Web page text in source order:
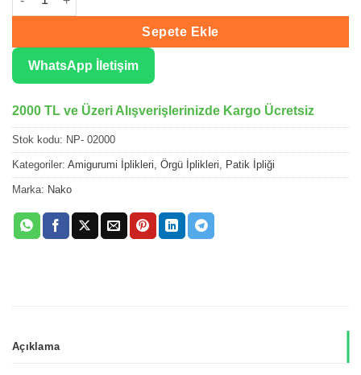
Sepete Ekle
WhatsApp İletişim
2000 TL ve Üzeri Alışverişlerinizde Kargo Ücretsiz
Stok kodu: NP- 02000
Kategoriler: Amigurumi İplikleri, Örgü İplikleri, Patik İpliği
Marka: Nako
Açıklama